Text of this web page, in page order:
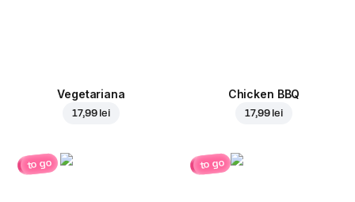
Vegetariana
17,99 lei
Chicken BBQ
17,99 lei
to go to go